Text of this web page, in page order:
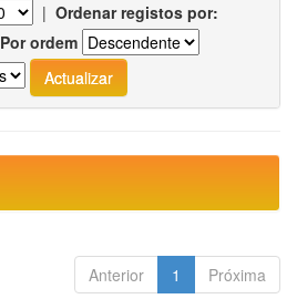
| Ordenar registos por:
Por ordem
Anterior 1 Próxima